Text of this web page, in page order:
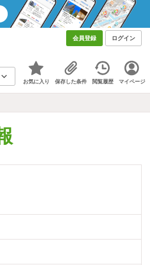
会員登録 ログイン
お気に入り 保存した条件 閲覧履歴 マイページ